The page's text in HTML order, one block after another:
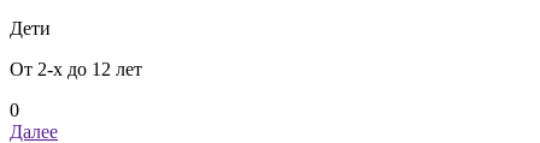
Дети
От 2-х до 12 лет
0
Далее